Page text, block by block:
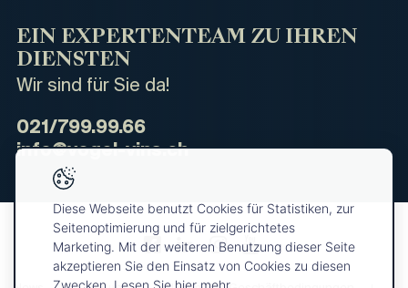
EIN EXPERTENTEAM ZU IHREN
DIENSTEN
Wir sind für Sie da!
021/799.99.66
info@vogel-vins.ch
Diese Webseite benutzt Cookies für Statistiken, zur
Seitenoptimierung und für zielgerichtetes
Marketing. Mit der weiteren Benutzung dieser Seite
akzeptieren Sie den Einsatz von Cookies zu diesen
Zwecken. Lesen Sie hier mehr.